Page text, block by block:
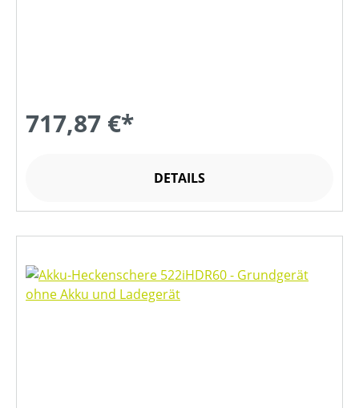
717,87 €*
DETAILS